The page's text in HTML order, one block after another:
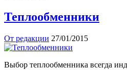
Теплообменники
От редакции 27/01/2015
Выбор теплообменника всегда